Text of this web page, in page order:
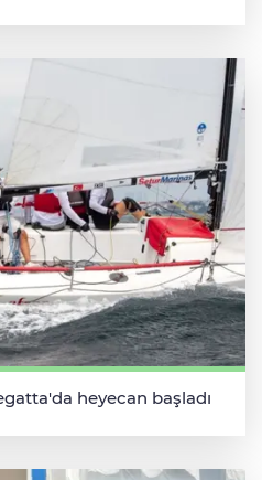
heyecan başladı